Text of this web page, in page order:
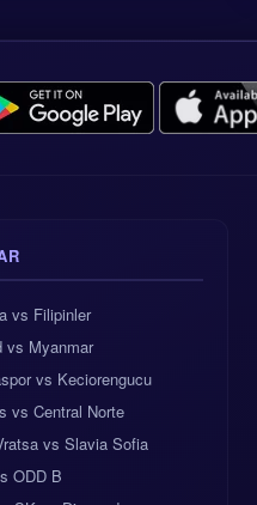
vs Filipinler
vs Myanmar
vs Keciorengucu
vs Central Norte
vs Slavia Sofia
ODD B